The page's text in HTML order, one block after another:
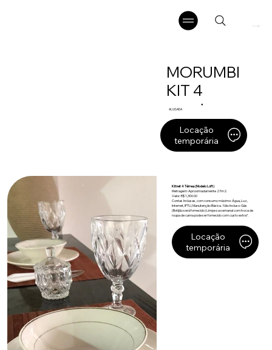
Login
MORUMBI
KIT 4
●
ALUGADA
Locação
temporária
Kitnet 4 Térrea (Modelo Loft)
Metragem: Aproximadamente 27m2.
Valor: R$ 1,300.00
Contas Inclusas, com consumo máximo: Água, Luz,
Internet, IPTU, Manutenção Básica. Não Incluso: Gás
(Botijão será fornecido) Limpeza semanal com troca de
roupa de cama pode ser fornecido com custo extra*.
Locação
temporária